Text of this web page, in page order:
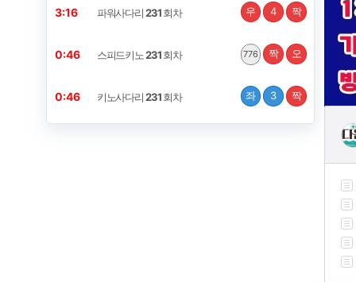
3:15 파워사다리231회차 우 4 짝
0:45 스피드키노231회차 776 짝 오
0:45 키노사다리231회차 좌 3 짝